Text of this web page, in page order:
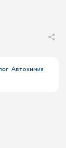
Автохимия